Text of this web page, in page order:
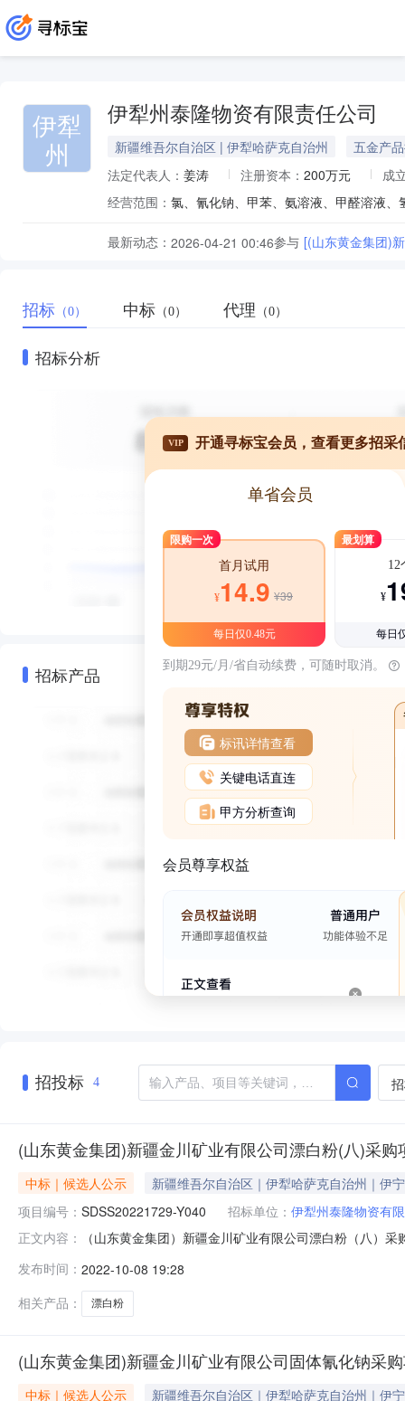
伊犁
州
伊犁州泰隆物资有限责任公司
新疆维吾尔自治区 | 伊犁哈萨克自治州
五金产
法定代表人： 姜涛 注册资本： 200万元
成
经营范围：
最新动态： 2026-04-21 00:46参与 [(山东黄金集团)
招标 （0） 中标 （0） 代理 （0）
招标分析
招标产品
VIP 开通寻标宝会员，查看更多招采
单省会员
限购一次
首月试用
¥14.9 ¥39
每日仅0.48元
最划算
12
¥
每日
到期29元/月/省自动续费，可随时取消。
标讯详情查看
关键电话直连
甲方分析查询
会员尊享权益
招投标 4
(山东黄金集团)新疆金川矿业有限公司漂白粉(八)采
中标｜候选人公示
新疆维吾尔自治区｜伊犁哈萨克自治州｜伊
项目编号： SDSS20221729-Y040 招标单位： 伊犁州泰隆物资有
正文内容：
（山东黄金集团）新疆金川矿业有限公司漂白粉（八）
目名称：（山东黄金集团）新疆金川矿业有限公司漂白
发布时间： 2022-10-08 19:28
相关产品：
漂白粉
(山东黄金集团)新疆金川矿业有限公司固体氰化钠采
中标｜候选人公示
新疆维吾尔自治区｜伊犁哈萨克自治州｜伊